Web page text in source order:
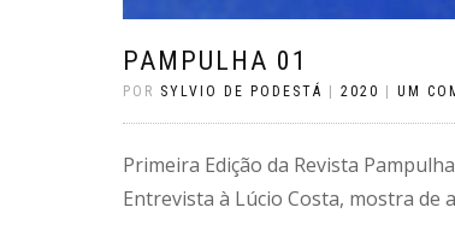
PAMPULHA 01
POR SYLVIO DE PODESTÁ 2020 UM
Primeira Edição da Revista
Entrevista à Lúcio Costa, mostra de